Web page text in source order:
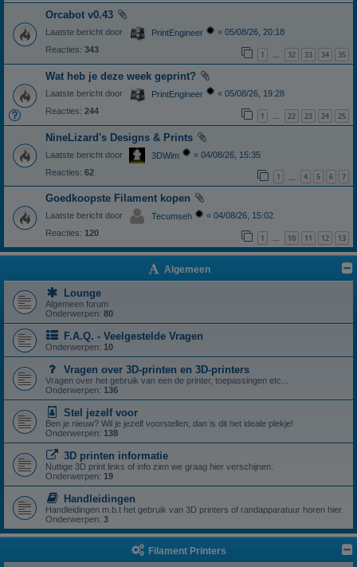
Orcabot v0.43
Laatste bericht door PrintEngineer « 05/08/26, 20:18
Reacties: 343 1 … 32 33 34 35
Wat heb je deze week geprint?
Laatste bericht door PrintEngineer « 05/08/26, 19:28
Reacties: 244 1 … 22 23 24 25
NineLizard's Designs & Prints
Laatste bericht door 3DWim « 04/08/26, 15:35
Reacties: 62 1 4 5 6 7
Goedkoopste Filament kopen
Laatste bericht door Tecumseh « 04/08/26, 15:02
Reacties: 120 1 … 10 11 12 13
Algemeen
Lounge
Algemeen forum
Onderwerpen: 80
F.A.Q. - Veelgestelde Vragen
Onderwerpen: 10
Vragen over 3D-printen en 3D-printers
Vragen over het gebruik van een de printer, toepassingen etc...
Onderwerpen: 136
Stel jezelf voor
Ben je nieuw? Wil je jezelf voorstellen, dan is dit het ideale plekje!
Onderwerpen: 138
3D printen informatie
Nuttige 3D print links of info zien we graag hier verschijnen.
Onderwerpen: 19
Handleidingen
Handleidingen m.b.t het gebruik van 3D printers of randapparatuur horen hier.
Onderwerpen: 3
Filament Printers